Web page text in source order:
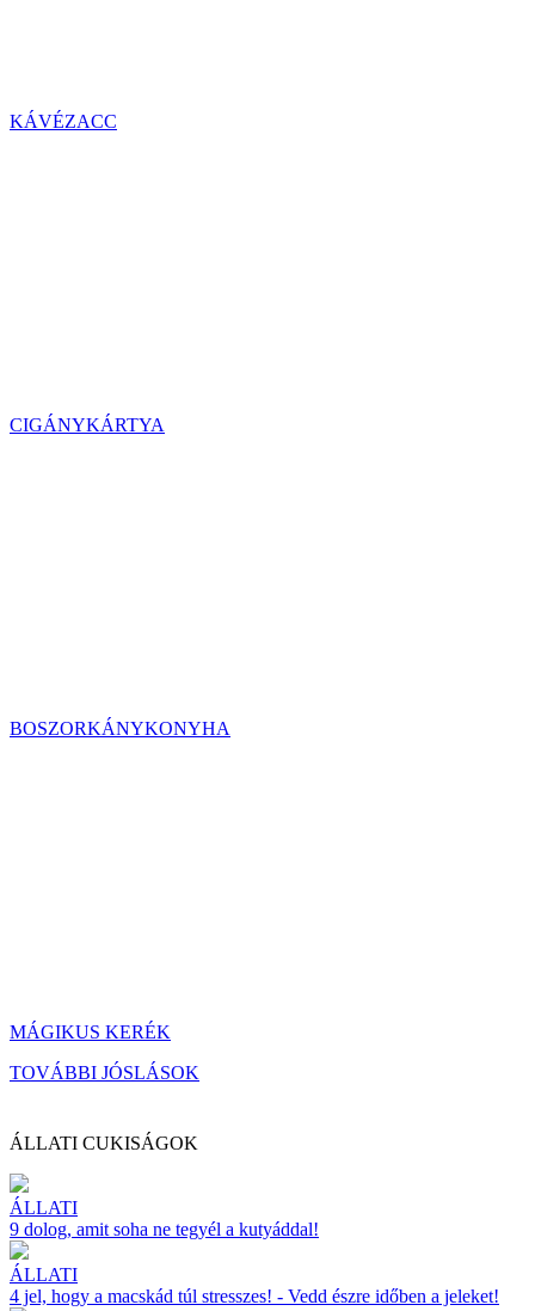
KÁVÉZACC
CIGÁNYKÁRTYA
BOSZORKÁNYKONYHA
MÁGIKUS KERÉK
TOVÁBBI JÓSLÁSOK
ÁLLATI CUKISÁGOK
ÁLLATI
9 dolog, amit soha ne tegyél a kutyáddal!
ÁLLATI
4 jel, hogy a macskád túl stresszes! - Vedd észre időben a jeleket!